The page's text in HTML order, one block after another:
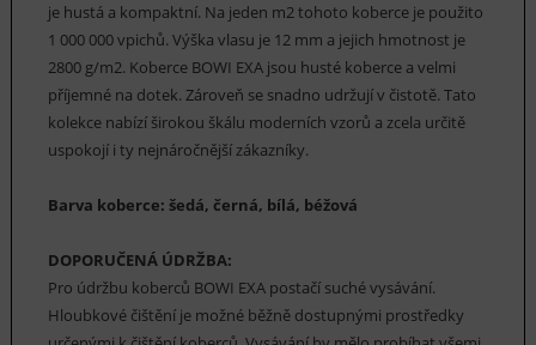
je hustá a kompaktní. Na jeden m2 tohoto koberce je použito
1 000 000 vpichů. Výška vlasu je 12 mm a jejich hmotnost je
2800 g/m2. Koberce BOWI EXA jsou husté koberce a velmi
příjemné na dotek. Zároveň se snadno udržují v čistotě. Tato
kolekce nabízí širokou škálu moderních vzorů a zcela určitě
uspokojí i ty nejnáročnější zákazníky.
Barva koberce: šedá, černá, bílá, béžová
DOPORUČENÁ ÚDRŽBA:
Pro údržbu koberců BOWI EXA postačí suché vysávání.
Hloubkové čištění je možné běžně dostupnými prostředky